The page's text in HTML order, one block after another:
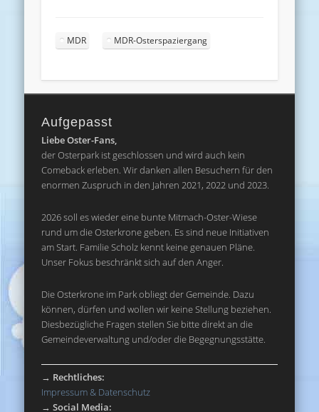
MDR MDR-Osterspaziergang
Aufgepasst
Liebe Oster-Fans,
der Osterpark ist geschlossen und wird auch kein
Comeback erleben. Wir danken allen Besuchern für den
enormen Zuspruch in den Jahren 2021, 2022 und 2023.
2026 soll es wieder eine bunte Mitmach-Oster-Wiese
rund um die Osterkrone geben. Es sind neue Initiativen
am Start. Familie Scholz kennt keine genauen Pläne.
Unser Fokus beschränkt sich auf den Anger.
Die Osterkrone im Park obliegt der Gemeinde. Dazu
können, dürfen und wollen wir keine Stellung beziehen.
Diesbezügliche Fragen stellen Sie bitte direkt an die
Gemeindeverwaltung und/oder die Begegnungsstätte.
→ Rechtliches:
Impressum & Datenschutz
→Social Media: